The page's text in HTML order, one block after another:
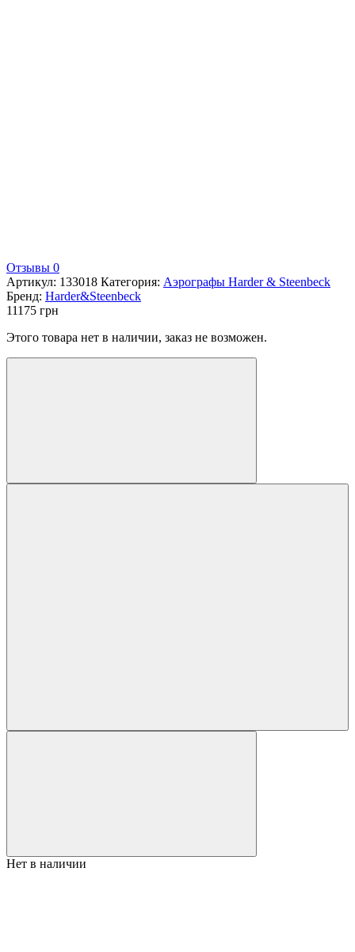
Отзывы 0
Артикул: 133018 Категория: Аэрографы Harder & Steenbeck
Бренд: Harder&Steenbeck
11175 грн
Этого товара нет в наличии, заказ не возможен.
Нет в наличии